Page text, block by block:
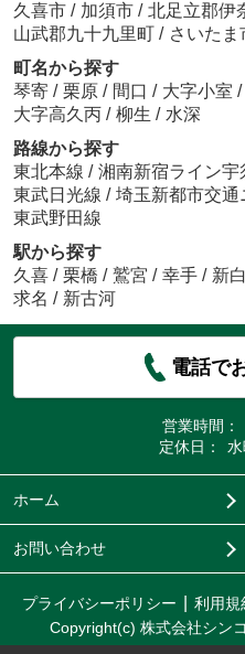
久喜市 / 加須市 / 北足立郡伊
山武郡九十九里町 / さいたま
町名から探す
琴寄 / 栗原 / 間口 / 大字小室 /
大字高久丙 / 柳生 / 水深
路線から探す
東北本線 / 湘南新宿ライン宇
東武日光線 / 埼玉新都市交
東武野田線
駅から探す
久喜 / 栗橋 / 鷲宮 / 幸手 / 新
求名 / 新古河
電話で
営業時間：
定休日：
ホーム
お問い合わせ
プライバシーポリシー 利用規
Copyright(c) 株式会社シン